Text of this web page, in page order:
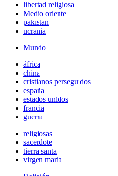
libertad religiosa
Medio oriente
pakistan
ucrania
Mundo
áfrica
china
cristianos perseguidos
españa
estados unidos
francia
guerra
religiosas
sacerdote
tierra santa
virgen maria